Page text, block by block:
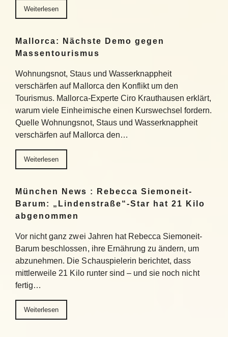
Weiterlesen
Mallorca: Nächste Demo gegen
Massentourismus
Wohnungsnot, Staus und Wasserknappheit
verschärfen auf Mallorca den Konflikt um den
Tourismus. Mallorca-Experte Ciro Krauthausen erklärt,
warum viele Einheimische einen Kurswechsel fordern.
Quelle Wohnungsnot, Staus und Wasserknappheit
verschärfen auf Mallorca den…
Weiterlesen
München News : Rebecca Siemoneit-
Barum: „Lindenstraße“-Star hat 21 Kilo
abgenommen
Vor nicht ganz zwei Jahren hat Rebecca Siemoneit-
Barum beschlossen, ihre Ernährung zu ändern, um
abzunehmen. Die Schauspielerin berichtet, dass
mittlerweile 21 Kilo runter sind – und sie noch nicht
fertig…
Weiterlesen